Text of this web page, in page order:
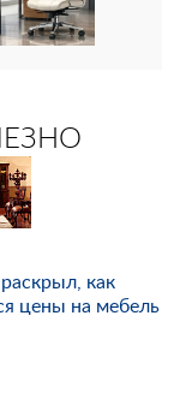
как
цены на мебель